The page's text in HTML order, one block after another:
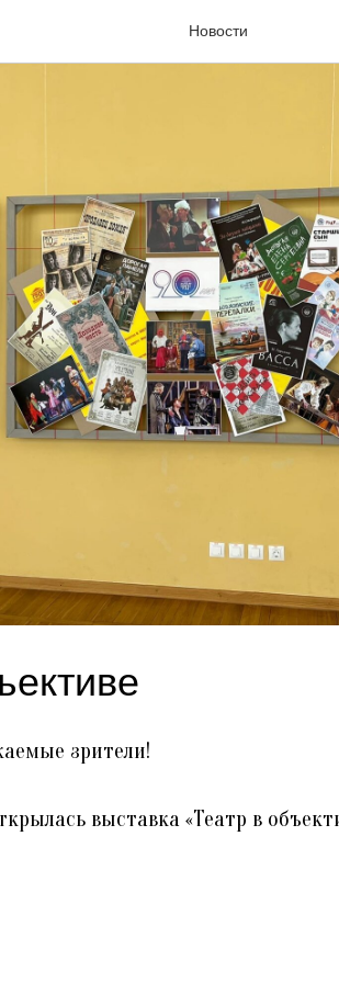
Новости
зрители!
выставка «Театр в